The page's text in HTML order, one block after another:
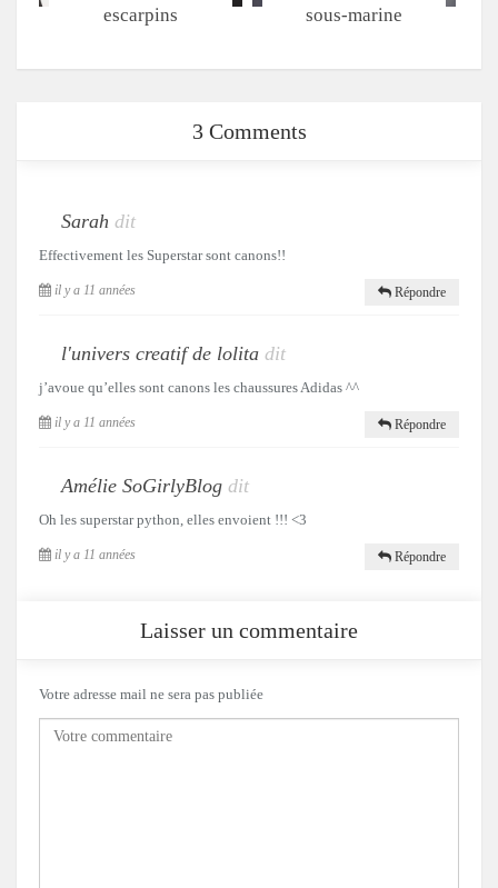
escarpins
sous-marine
3 Comments
Sarah dit
Effectivement les Superstar sont canons!!
il y a 11 années Répondre
l'univers creatif de lolita dit
j’avoue qu’elles sont canons les chaussures Adidas ^^
il y a 11 années Répondre
Amélie SoGirlyBlog dit
Oh les superstar python, elles envoient !!! <3
il y a 11 années Répondre
Laisser un commentaire
Votre adresse mail ne sera pas publiée